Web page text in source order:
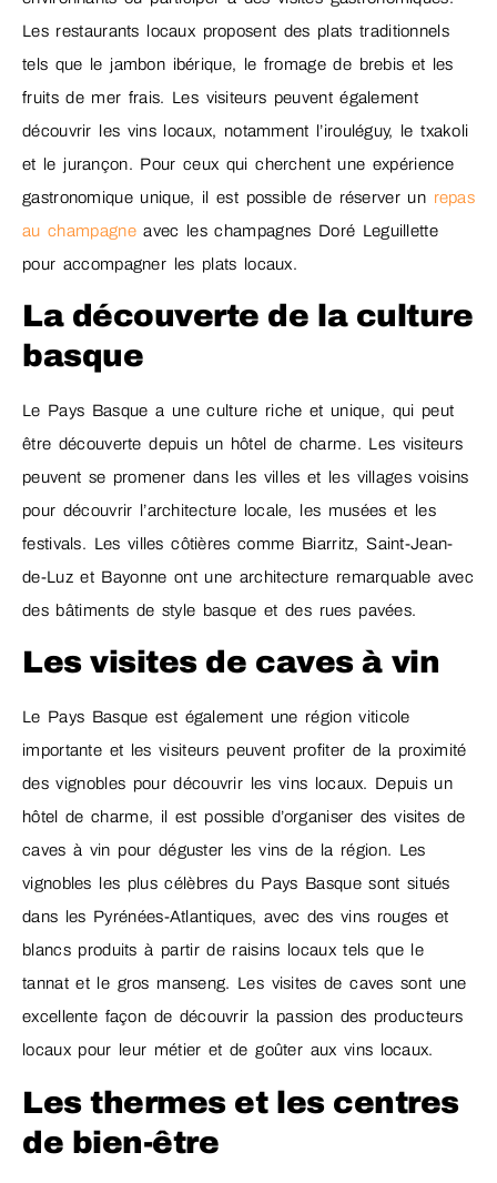
Les restaurants locaux proposent des plats traditionnels
tels que le jambon ibérique, le fromage de brebis et les
fruits de mer frais. Les visiteurs peuvent également
découvrir les vins locaux, notamment l’irouléguy, le txakoli
et le jurançon. Pour ceux qui cherchent une expérience
gastronomique unique, il est possible de réserver un repas
au champagneavec les champagnes Doré Leguillette
pour accompagner les plats locaux.
La découverte de la culture
basque
Le Pays Basque a une culture riche et unique, qui peut
être découverte depuis un hôtel de charme. Les visiteurs
peuvent se promener dans les villes et les villages voisins
pour découvrir l’architecture locale, les musées et les
festivals. Les villes côtières comme Biarritz, Saint-Jean-
de-Luz et Bayonne ont une architecture remarquable avec
des bâtiments de style basque et des rues pavées.
Les visites de caves à vin
Le Pays Basque est également une région viticole
importante et les visiteurs peuvent profiter de la proximité
des vignobles pour découvrir les vins locaux. Depuis un
hôtel de charme, il est possible d’organiser des visites de
caves à vin pour déguster les vins de la région. Les
vignobles les plus célèbres du Pays Basque sont situés
dans les Pyrénées-Atlantiques, avec des vins rouges et
blancs produits à partir de raisins locaux tels que le
tannat et le gros manseng. Les visites de caves sont une
excellente façon de découvrir la passion des producteurs
locaux pour leur métier et de goûter aux vins locaux.
Les thermes et les centres
de bien-être